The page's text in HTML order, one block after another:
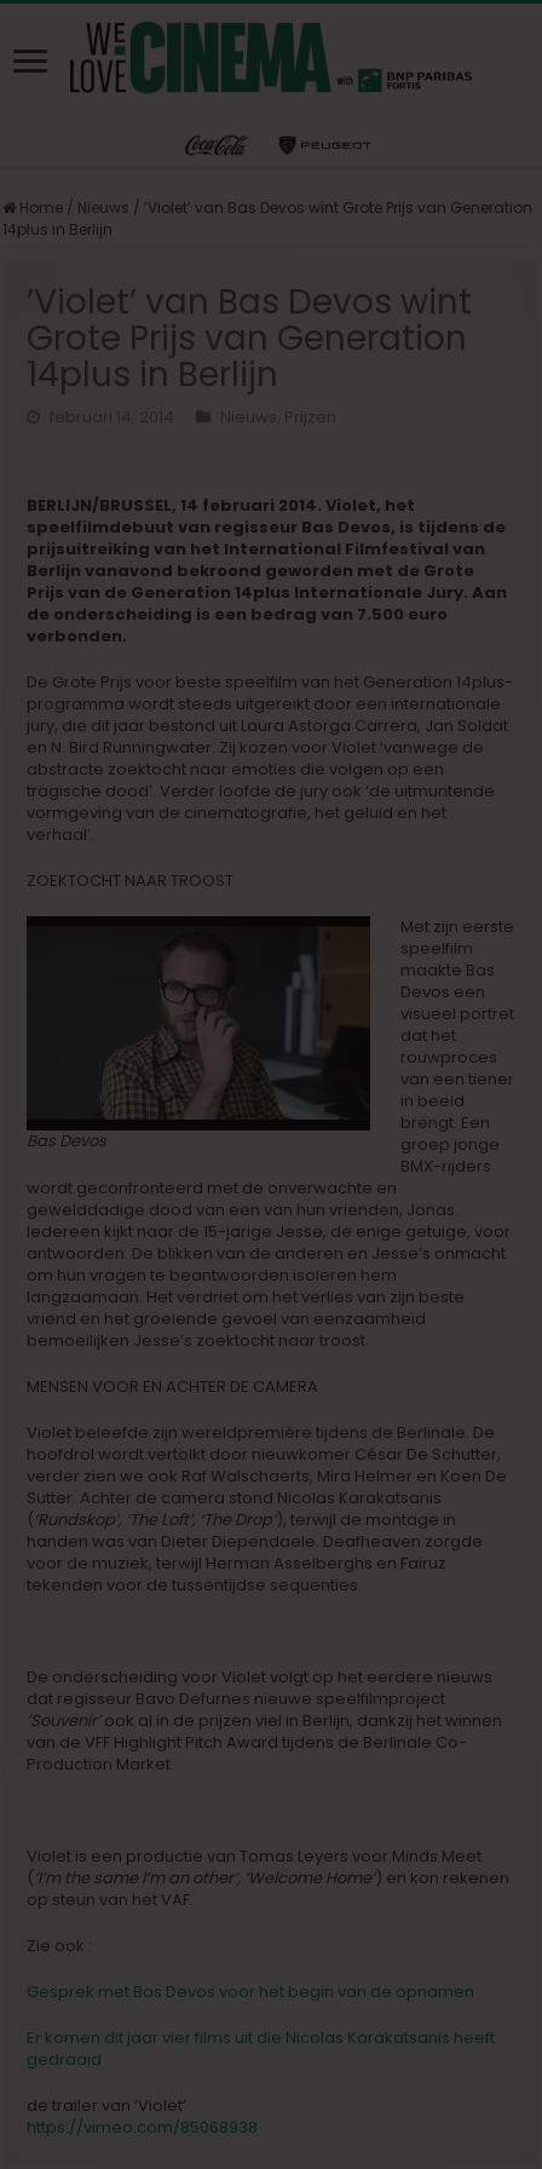
Home / Nieuws / ’Violet’ van Bas Devos wint Grote Prijs van Generation
14plus in Berlijn
’Violet’ van Bas Devos wint
Grote Prijs van Generation
14plus in Berlijn
februari 14, 2014 Nieuws Prijzen
BERLIJN/BRUSSEL, 14 februari 2014. Violet, het
speelfilmdebuut van regisseur Bas Devos, is tijdens de
prijsuitreiking van het International Filmfestival van
Berlijn vanavond bekroond geworden met de Grote
Prijs van de Generation 14plus Internationale Jury. Aan
de onderscheiding is een bedrag van 7.500 euro
verbonden.
De Grote Prijs voor beste speelfilm van het Generation 14plus-
programma wordt steeds uitgereikt door een internationale
jury, die dit jaar bestond uit Laura Astorga Carrera, Jan Soldat
en N. Bird Runningwater. Zij kozen voor Violet ‘vanwege de
abstracte zoektocht naar emoties die volgen op een
tragische dood’. Verder loofde de jury ook ‘de uitmuntende
vormgeving van de cinematografie, het geluid en het
verhaal’.
ZOEKTOCHT NAAR TROOST
Bas Devos
Met zijn eerste
speelfilm
maakte Bas
Devos een
visueel portret
dat het
rouwproces
van een tiener
in beeld
brengt. Een
groep jonge
BMX-rijders
wordt geconfronteerd met de onverwachte en
gewelddadige dood van een van hun vrienden, Jonas.
Iedereen kijkt naar de 15-jarige Jesse, de enige getuige, voor
antwoorden. De blikken van de anderen en Jesse’s onmacht
om hun vragen te beantwoorden isoleren hem
langzaamaan. Het verdriet om het verlies van zijn beste
vriend en het groeiende gevoel van eenzaamheid
bemoeilijken Jesse’s zoektocht naar troost.
MENSEN VOOR EN ACHTER DE CAMERA
Violet beleefde zijn wereldpremière tijdens de Berlinale. De
hoofdrol wordt vertolkt door nieuwkomer César De Schutter,
verder zien we ook Raf Walschaerts, Mira Helmer en Koen De
Sutter. Achter de camera stond Nicolas Karakatsanis
(’Rundskop’, ‘The Loft’, ‘The Drop’), terwijl de montage in
handen was van Dieter Diependaele. Deafheaven zorgde
voor de muziek, terwijl Herman Asselberghs en Fairuz
tekenden voor de tussentijdse sequenties.
De onderscheiding voor Violet volgt op het eerdere nieuws
dat regisseur Bavo Defurnes nieuwe speelfilmproject
’Souvenir’ook al in de prijzen viel in Berlijn, dankzij het winnen
van de VFF Highlight Pitch Award tijdens de Berlinale Co-
Production Market.
Violet is een productie van Tomas Leyers voor Minds Meet
(‘I’m the same I’m an other’, ‘Welcome Home’) en kon rekenen
op steun van het VAF.
Zie ook :
Gesprek met Bas Devos voor het begin van de opnamen
Er komen dit jaar vier films uit die Nicolas Karakatsanis heeft
gedraaid
de trailer van ’Violet’
https://vimeo.com/85068938